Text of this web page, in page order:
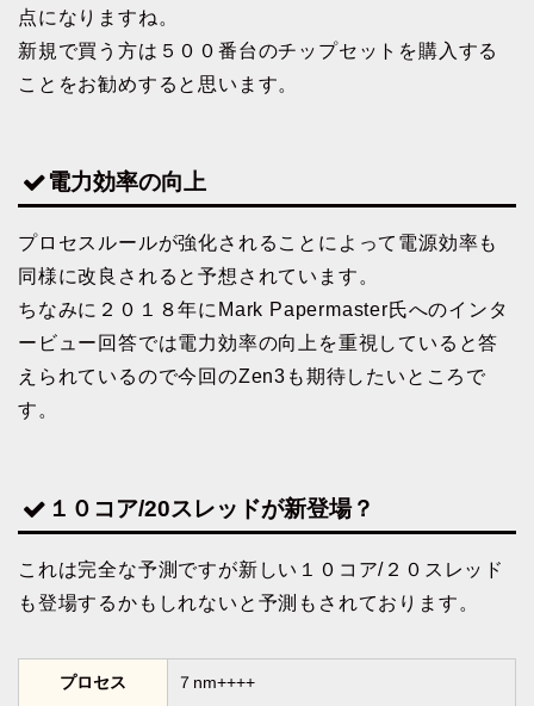
点になりますね。
新規で買う方は５００番台のチップセットを購入する
ことをお勧めすると思います。
電力効率の向上
プロセスルールが強化されることによって電源効率も
同様に改良されると予想されています。
ちなみに２０１８年にMark Papermaster氏へのインタ
ービュー回答では電力効率の向上を重視していると答
えられているので今回のZen3も期待したいところで
す。
１０コア/20スレッドが新登場？
これは完全な予測ですが新しい１０コア/２０スレッド
も登場するかもしれないと予測もされております。
プロセス ７nm++++